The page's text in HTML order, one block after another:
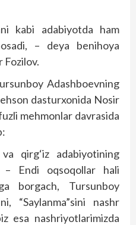
kabi adabiyotda ham
– deya benihoya
Fozilov.
Adashboevning
dasturxonida Nosir
mehmonlar davrasida
qirg‘iz adabiyotining
Endi oqsoqollar hali
borgach, Tursunboy
“Saylanma”sini nashr
esa nashriyotlarimizda